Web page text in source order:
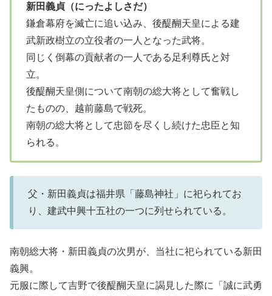
新田義貞（にったよしさだ）
鎌倉幕府を滅亡に追い込み、後醍醐天皇による建
武新政樹立の立役者の一人となった武将。
同じく倒幕の貢献者の一人である足利尊氏と対
立。
後醍醐天皇側について南朝の総大将として奮戦し
たものの、越前藤島で戦死。
南朝の総大将として忠節を尽くし続けた忠臣と知
られる。
父・新田義貞は福井県「藤島神社」に祀られてお
り、建武中興十五社の一つに列せられている。
南朝総大将・新田義貞の次男が、当社に祀られている新田
義興。
元服に際して吉野で後醍醐天皇に謁見した際に「誠に武勇